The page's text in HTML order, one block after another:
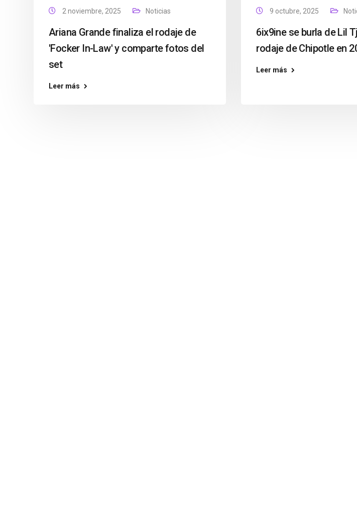
2 noviembre, 2025 Noticias
Ariana Grande finaliza el rodaje de
'Focker In-Law' y comparte fotos del
set
Leer más
9 octubre, 2025
6ix9ine se burla de Lil
rodaje de Chipotle en
Leer más